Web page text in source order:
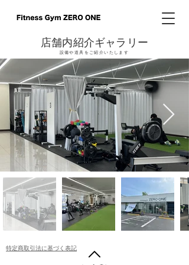
店舗内紹介ギャラリー
設備や道具をご紹介いたします
特定商取引法に基づく表記